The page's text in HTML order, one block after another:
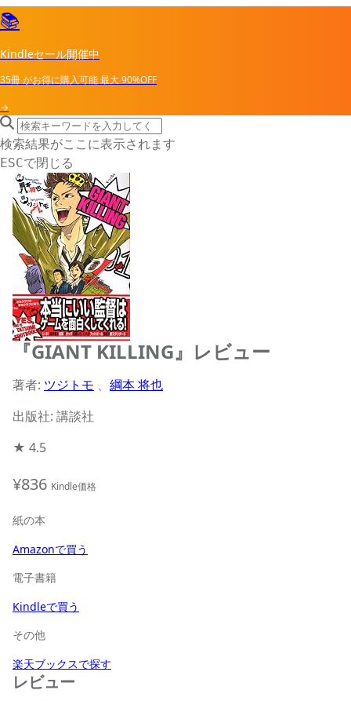
📚
Kindleセール開催中
35冊がお得に購入可能最大90%OFF
→
search icon
サイト内検索
検索結果がここに表示されます
ESCで閉じる
『GIANT KILLING』レビュー
著者: ツジトモ 、 綱本 将也
出版社: 講談社
★ 4.5
¥836 Kindle価格
紙の本
Amazonで買う
電子書籍
Kindleで買う
その他
楽天ブックスで探す
レビュー